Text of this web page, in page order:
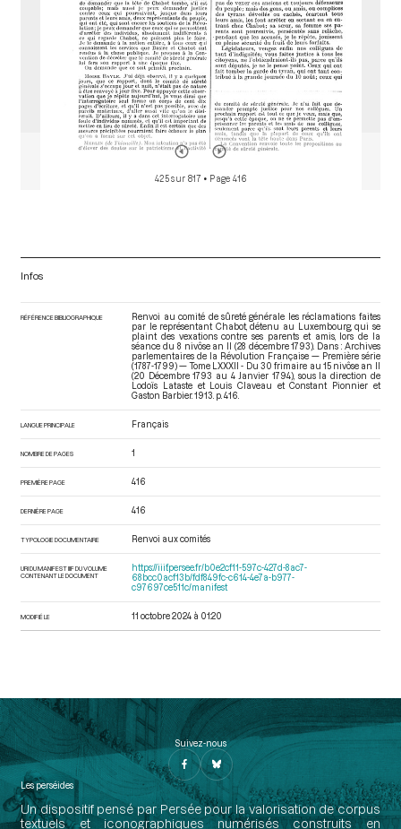
425 sur 817 • Page 416
Infos
RÉFÉRENCE BIBLIOGRAPHIQUE
Renvoi au comité de sûreté générale les réclamations faites
par le représentant Chabot, détenu au Luxembourg, qui se
plaint des vexations contre ses parents et amis, lors de la
séance du 8 nivôse an II (28 décembre 1793). Dans : Archives
parlementaires de la Révolution Française — Première série
(1787-1799) — Tome LXXXII - Du 30 frimaire au 15 nivôse an II
(20 Décembre 1793 au 4 Janvier 1794) , sous la direction de
Lodoïs Lataste et Louis Claveau et Constant Pionnier et
Gaston Barbier. 1913. p. 416.
LANGUE PRINCIPALE Français
NOMBRE DE PAGES 1
PREMIÈRE PAGE 416
DERNIÈRE PAGE 416
TYPOLOGIE DOCUMENTAIRE Renvoi aux comités
URI DU MANIFEST IIIF DU VOLUME
CONTENANT LE DOCUMENT
https://iiif.persee.fr/b0e2cf11-597c-427d-8ac7-
68bcc0acf13b/fdf849fc-c614-4e7a-b977-
c97697ce511c/manifest
MODIFIÉ LE 11 octobre 2024 à 01:20
Suivez-nous
Les perséides
Un dispositif pensé par Persée pour la valorisation de corpus
textuels et iconographiques numérisés construits en